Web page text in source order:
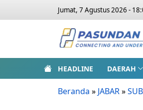
Jumat, 7 Agustus 2026 -
HEADLINE DAERAH
Beranda » JABAR»